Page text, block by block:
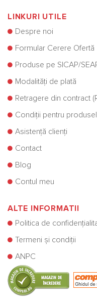
LINKURI UTILE
Despre noi
Formular Cerere Ofertă
Produse pe SICAP/
Modalități de plată
Retragere din contract
Condiții pentru
Asistență clienți
Contact
Blog
Contul meu
ALTE INFORMATII
Politica de
Termeni și condiții
ANPC